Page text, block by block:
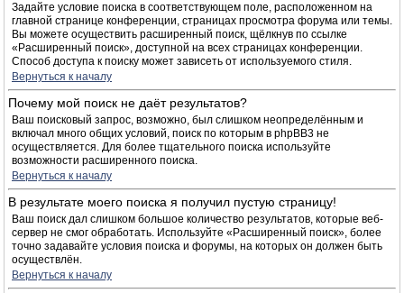
Задайте условие поиска в соответствующем поле, расположенном на
главной странице конференции, страницах просмотра форума или темы.
Вы можете осуществить расширенный поиск, щёлкнув по ссылке
«Расширенный поиск», доступной на всех страницах конференции.
Способ доступа к поиску может зависеть от используемого стиля.
Вернуться к началу
Почему мой поиск не даёт результатов?
Ваш поисковый запрос, возможно, был слишком неопределённым и
включал много общих условий, поиск по которым в phpBB3 не
осуществляется. Для более тщательного поиска используйте
возможности расширенного поиска.
Вернуться к началу
В результате моего поиска я получил пустую страницу!
Ваш поиск дал слишком большое количество результатов, которые веб-
сервер не смог обработать. Используйте «Расширенный поиск», более
точно задавайте условия поиска и форумы, на которых он должен быть
осуществлён.
Вернуться к началу